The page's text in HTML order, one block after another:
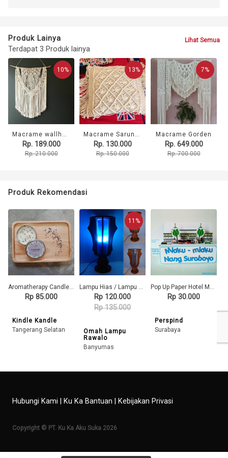
Produk Lainya
Terdapat 3 Produk lainya
Lihat Semua
10%
Rp. 189.000
Rp. 210.000
13%
Rp. 130.000
Rp. 150.000
7%
Macrame Gorden
Rp. 649.000
Rp. 700.000
Produk Rekomendasi
Rp 85.000
Kindle Kandle
Tangerang Selatan
11%
Rp 120.000
Rp 135.000
Omah Lampu
Rawalo
Banyumas
Rp 30.000
Perspind
Surabaya
Hubungi Kami Ku Ka Bantuan Kebijakan Privasi
Copyright © PT. Ku Ka Aku Suka 2026